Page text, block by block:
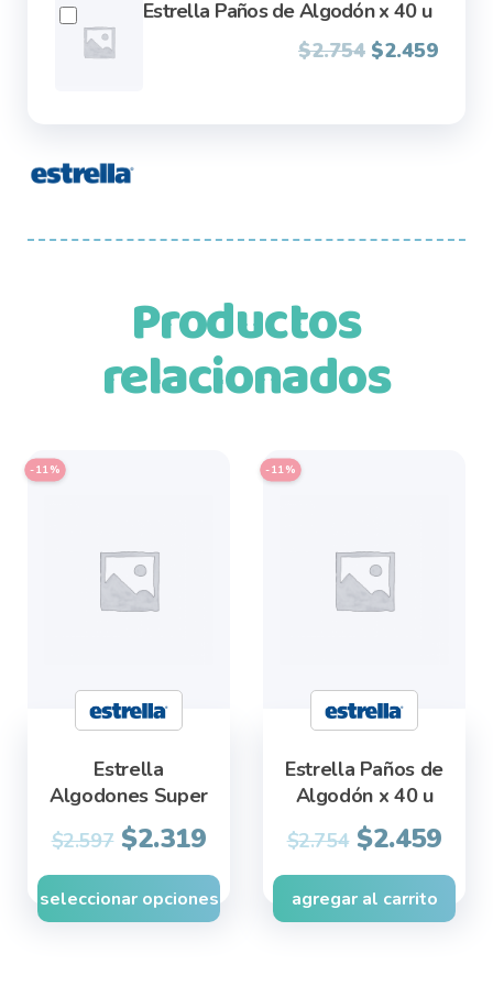
Estrella Paños de Algodón x 40 u
$2.754 Original
$2.459
Productos
relacionados
Estrella
Algodones Super
-11%
$2.597 $2.319
seleccionar opciones
This
multiple
the
product
Estrella Paños de
Algodón x 40 u
-11%
$2.754 Original
price
was:
$2.754.
$2.459
is:
agregar al carrito